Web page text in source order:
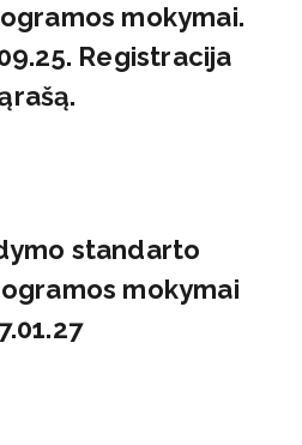
mokymai.
Registracija
standarto
mokymai